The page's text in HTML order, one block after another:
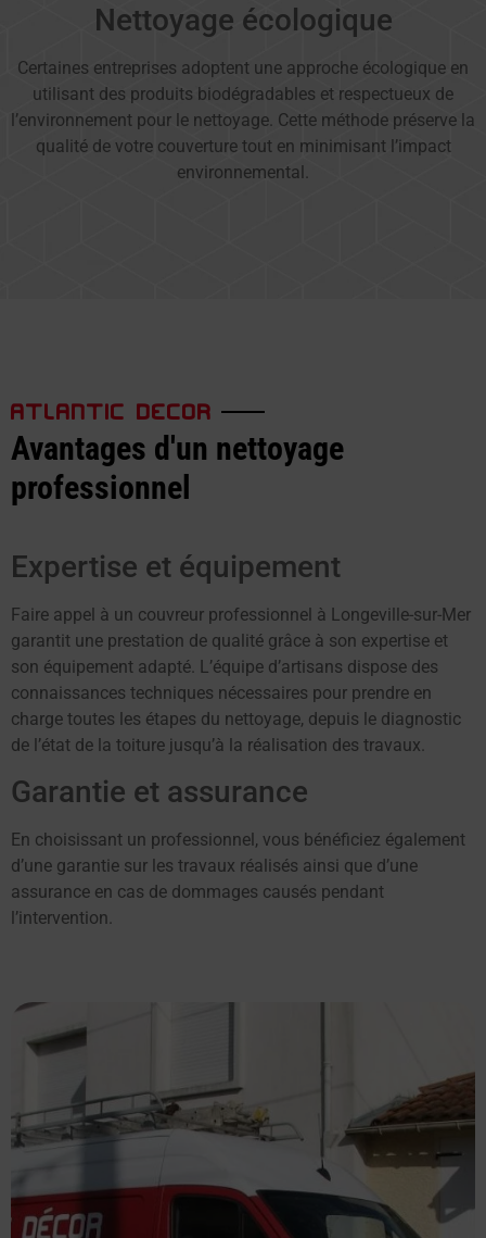
Nettoyage écologique
Certaines entreprises adoptent une approche écologique en
utilisant des produits biodégradables et respectueux de
l’environnement pour le nettoyage. Cette méthode préserve la
qualité de votre couverture tout en minimisant l’impact
environnemental.
ATLANTIC DECOR
Avantages d'un nettoyage
professionnel
Expertise et équipement
Faire appel à un couvreur professionnel à Longeville-sur-Mer
garantit une prestation de qualité grâce à son expertise et
son équipement adapté. L’équipe d’artisans dispose des
connaissances techniques nécessaires pour prendre en
charge toutes les étapes du nettoyage, depuis le diagnostic
de l’état de la toiture jusqu’à la réalisation des travaux.
Garantie et assurance
En choisissant un professionnel, vous bénéficiez également
d’une garantie sur les travaux réalisés ainsi que d’une
assurance en cas de dommages causés pendant
l’intervention.